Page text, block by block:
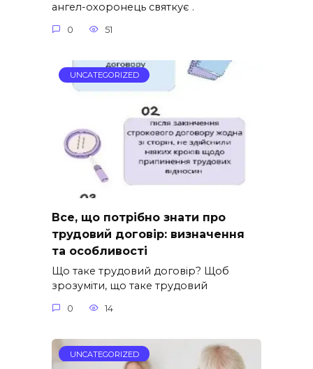
ангел-охоронець святкує .
0 51
UNCATEGORIZED
Все, що потрібно знати про
трудовий договір: визначення
та особливості
Що таке трудовий договір? Щоб
зрозуміти, що таке трудовий
0 14
UNCATEGORIZED